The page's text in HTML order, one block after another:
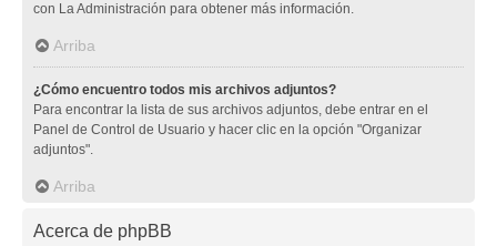
con La Administración para obtener más información.
Arriba
¿Cómo encuentro todos mis archivos adjuntos?
Para encontrar la lista de sus archivos adjuntos, debe entrar en el
Panel de Control de Usuario y hacer clic en la opción "Organizar
adjuntos".
Arriba
Acerca de phpBB